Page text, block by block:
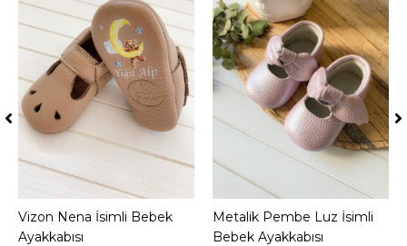
Sepete Ekle
Vizon Nena İsimli Bebek
Ayakkabısı
Sepete Ekle
Metalik Pembe Luz İsimli
Bebek Ayakkabısı